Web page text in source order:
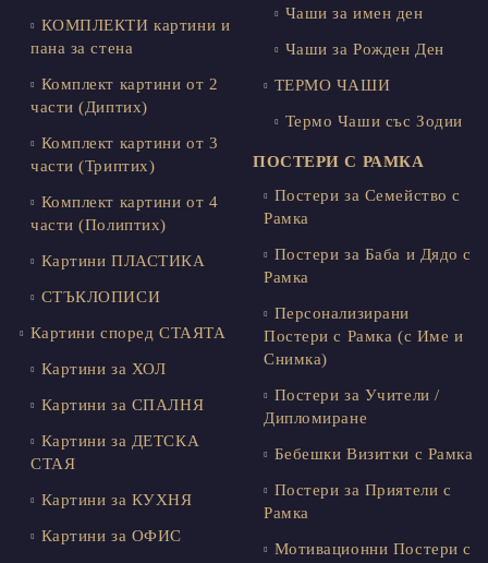
КОМПЛЕКТИ картини и
пана за стена
Комплект картини от 2
части (Диптих)
Комплект картини от 3
части (Триптих)
Комплект картини от 4
части (Полиптих)
Картини ПЛАСТИКА
СТЪКЛОПИСИ
Картини според СТАЯТА
Картини за ХОЛ
Картини за СПАЛНЯ
Картини за ДЕТСКА
СТАЯ
Картини за КУХНЯ
Картини за ОФИС
Чаши за имен ден
Чаши за Рожден Ден
ТЕРМО ЧАШИ
Термо Чаши със Зодии
ПОСТЕРИ С РАМКА
Постери за Семейство с
Рамка
Постери за Баба и Дядо с
Рамка
Персонализирани
Постери с Рамка (с Име и
Снимка)
Постери за Учители /
Дипломиране
Бебешки Визитки с Рамка
Постери за Приятели с
Рамка
Мотивационни Постери с